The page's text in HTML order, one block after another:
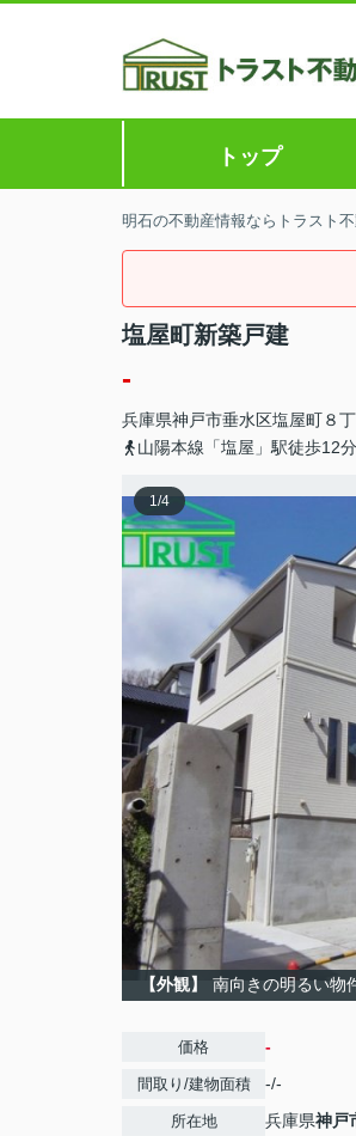
トップ
明石の不動産情報ならトラスト
塩屋町新築戸建
-
兵庫県神戸市垂水区塩屋町８
山陽本線「塩屋」駅徒歩12分
1/4
【外観】 南向きの明るい物
価格 -
間取り/建物面積 -/-
所在地 兵庫県神戸